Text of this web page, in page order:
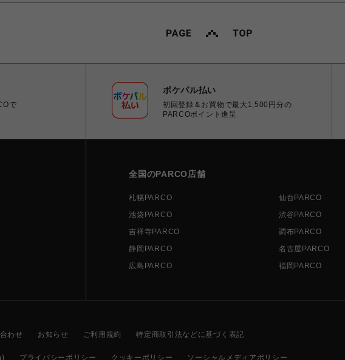
で
ポケパル払い
初回登録＆お買物で最大1,500円分の
PARCOポイント進呈
全国のPARCO店舗
札幌PARCO 仙台PARCO
池袋PARCO
渋谷PARCO
吉祥寺PARCO
調布PARCO
静岡PARCO
名古屋PARCO
広島PARCO
福岡PARCO
わせ お知らせ ご利用規約 特定商取引法などに基づく表記
プライバシーポリシー クッキーポリシー ソーシャルメディアポリシー